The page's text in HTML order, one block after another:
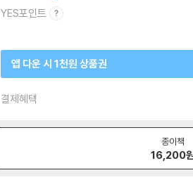
YES포인트
앱 다운 시 1천원 상품권
결제혜택
종이책
16,200